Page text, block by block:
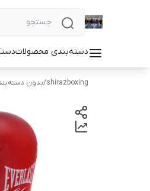
دسته‌بندی محصولات
shirazboxing
/بدون